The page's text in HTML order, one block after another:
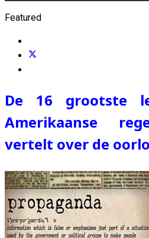
Featured
De 16 grootste
Amerikaanse
vertelt over de